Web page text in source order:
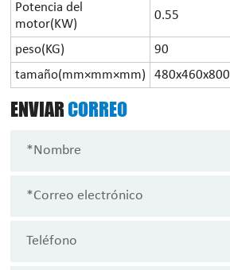
Potencia del
motor(KW)
0.55
peso(KG) 90
tamaño(mm×mm×mm)
480x460x800
ENVIARCORREO